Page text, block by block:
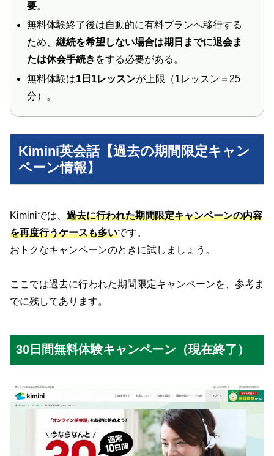
要。
無料体験終了後は自動的に有料プランへ移行する
ため、継続を希望しない場合は期日までに退会ま
たは休会手続き をする必要がある。
無料体験は1日1レッスンが上限（1レッスン＝25
分）。
Kimini英会話【過去の期間限定キャン
ペーン情報】
Kiminiでは、 過去に行われた期間限定キャンペーンの内容
を再度行うケースも多いです。
おトクなキャンペーンのときに試しましょう。
ここでは過去に行われた期間限定キャンペーンを、参考ま
でに残してあります。
30日間無料体験キャンペーン（現在終了）